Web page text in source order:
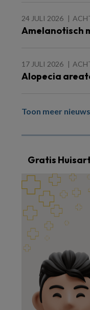
24 JULI 2026
Amelanotisch
17 JULI 2026
Alopecia
Toon meer nieuws
Gratis